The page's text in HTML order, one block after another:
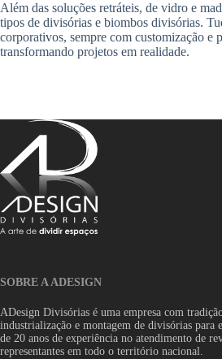
Além das soluções retráteis, de vidro e
tipos de divisórias e biombos divisórias.
corporativos, sempre com customização e
transformando projetos em realidade.
SOBRE A ADESIGN
ADesign Divisórias é uma empresa com
industrialização e montagem de divisórias para
de 20 anos de experiência no atendimento de
representantes em todo o território nacional.